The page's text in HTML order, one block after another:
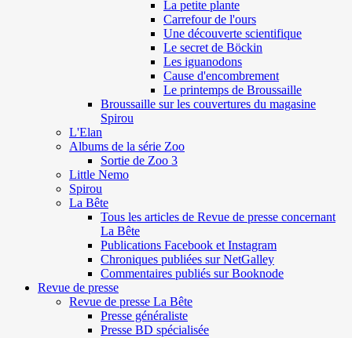
La petite plante
Carrefour de l'ours
Une découverte scientifique
Le secret de Böckin
Les iguanodons
Cause d'encombrement
Le printemps de Broussaille
Broussaille sur les couvertures du magasine
Spirou
L'Elan
Albums de la série Zoo
Sortie de Zoo 3
Little Nemo
Spirou
La Bête
Tous les articles de Revue de presse concernant
La Bête
Publications Facebook et Instagram
Chroniques publiées sur NetGalley
Commentaires publiés sur Booknode
Revue de presse
Revue de presse La Bête
Presse généraliste
Presse BD spécialisée